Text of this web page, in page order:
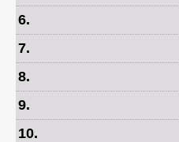
6.
7.
8.
9.
10.